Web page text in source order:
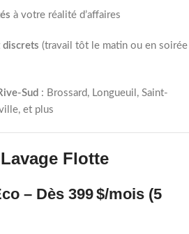
à votre réalité d’affaires
discrets (travail tôt le matin ou en soirée
Sud : Brossard, Longueuil, Saint-
et plus
Flotte
– Dès 399 $/mois (5